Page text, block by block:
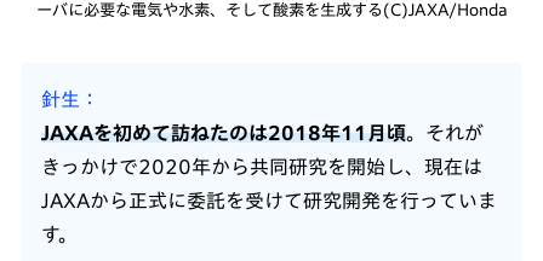
ーバに必要な電気や水素、そして酸素を生成する(C)JAXA/Honda
針生
JAXAを初めて訪ねたのは2018年11月頃。それが
きっかけで2020年から共同研究を開始し、現在は
JAXAから正式に委託を受けて研究開発を行っていま
す。